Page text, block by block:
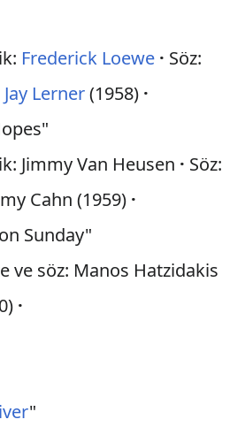
Frederick Loewe
Söz:
Lerner(1958)
Jimmy Van Heusen
Söz:
Cahn (1959)
Sunday"
ve söz: Manos Hatzidakis
"